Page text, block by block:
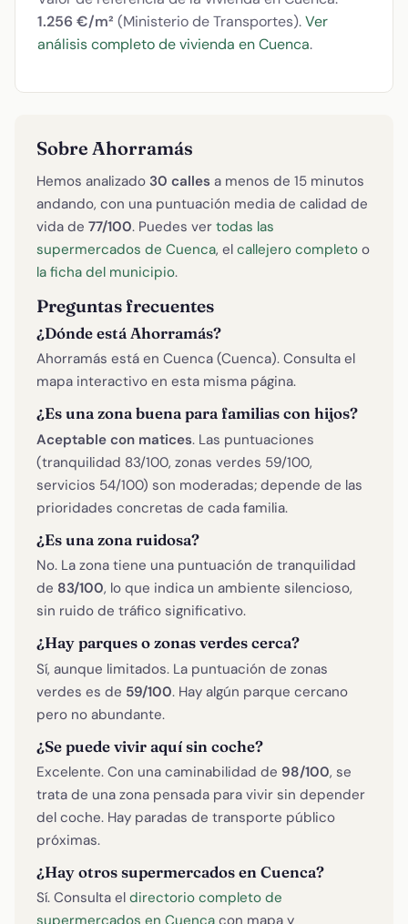
1.256 €/m² (Ministerio de Transportes).Ver
análisis completo de vivienda en Cuenca.
Sobre Ahorramás
Hemos analizado 30 calles a menos de 15 minutos
andando, con una puntuación media de calidad de
vida de 77/100. Puedes ver todas las
supermercados de Cuenca, el callejero completo o
la ficha del municipio.
Preguntas frecuentes
¿Dónde está Ahorramás?
Ahorramás está en Cuenca (Cuenca). Consulta el
mapa interactivo en esta misma página.
¿Es una zona buena para familias con hijos?
Aceptable con matices. Las puntuaciones
(tranquilidad 83/100, zonas verdes 59/100,
servicios 54/100) son moderadas; depende de las
prioridades concretas de cada familia.
¿Es una zona ruidosa?
No. La zona tiene una puntuación de tranquilidad
de 83/100, lo que indica un ambiente silencioso,
sin ruido de tráfico significativo.
¿Hay parques o zonas verdes cerca?
Sí, aunque limitados. La puntuación de zonas
verdes es de 59/100. Hay algún parque cercano
pero no abundante.
¿Se puede vivir aquí sin coche?
Excelente. Con una caminabilidad de 98/100, se
trata de una zona pensada para vivir sin depender
del coche. Hay paradas de transporte público
próximas.
¿Hay otros supermercados en Cuenca?
Sí. Consulta el directorio completo de